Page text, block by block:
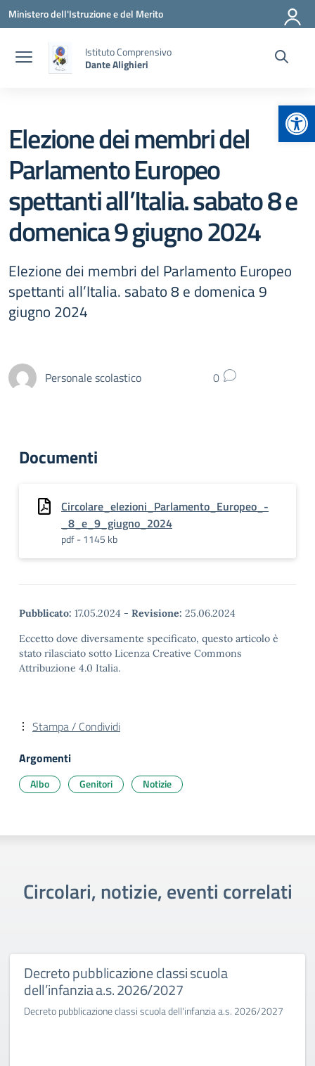
Vai ai contenuti
Vai al menu di navigazione
Vai al footer
Ministero dell'Istruzione e del Merito
Istituto Comprensivo
Dante Alighieri
Elezione dei membri del
Parlamento Europeo
spettanti all’Italia. sabato 8 e
domenica 9 giugno 2024
Elezione dei membri del Parlamento Europeo
spettanti all’Italia. sabato 8 e domenica 9
giugno 2024
Personale scolastico 0
Documenti
Circolare_elezioni_Parlamento_Europeo_-
_8_e_9_giugno_2024
pdf - 1145 kb
Pubblicato: 17.05.2024 - Revisione: 25.06.2024
Eccetto dove diversamente specificato, questo articolo è
stato rilasciato sotto Licenza Creative Commons
Attribuzione 4.0 Italia.
Stampa / Condividi
Argomenti
Albo Genitori Notizie
Circolari, notizie, eventi correlati
Decreto pubblicazione classi scuola
dell’infanzia a.s. 2026/2027
Decreto pubblicazione classi scuola dell'infanzia a.s. 2026/2027